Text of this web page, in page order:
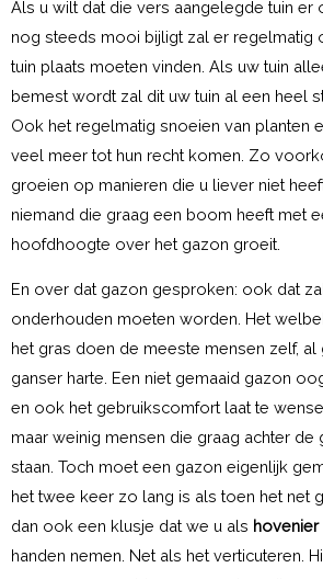
Als u wilt dat die vers aangelegde tuin er
nog steeds mooi bijligt zal er regelmatig
tuin plaats moeten vinden. Als uw tuin
bemest wordt zal dit uw tuin al een heel
Ook het regelmatig snoeien van planten
veel meer tot hun recht komen. Zo
groeien op manieren die u liever niet
niemand die graag een boom heeft met
hoofdhoogte over het gazon groeit.
En over dat gazon gesproken: ook dat
onderhouden moeten worden. Het
het gras doen de meeste mensen zelf, al
ganser harte. Een niet gemaaid gazon
en ook het gebruikscomfort laat te
maar weinig mensen die graag achter de
staan. Toch moet een gazon eigenlijk
het twee keer zo lang is als toen het net
dan ook een klusje dat we u als
handen nemen. Net als het verticuteren.